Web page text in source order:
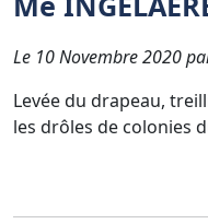
Le 10 Novembre 2020
Levée du drapeau,
les drôles de colonies